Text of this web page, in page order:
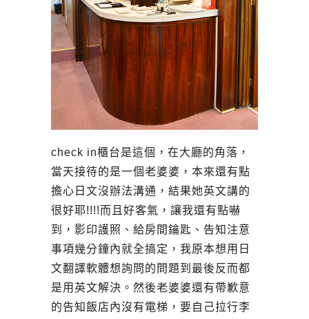
check in櫃台是這個，在大廳的角落，
當天接待的是一個老婆婆，本來還有點
擔心日文沒辦法溝通，結果她英文講的
很好耶!!!!而且好客氣，讓我還有點嚇
到，影印護照、給房間鑰匙、告知注意
事項幾分鐘內就全搞定，我原本想用日
文翻譯軟體想詢問的問題到最後反而都
是用英文解決。然後老婆婆還有帶歉意
的告知飯店內沒有電梯，要自己拉行李